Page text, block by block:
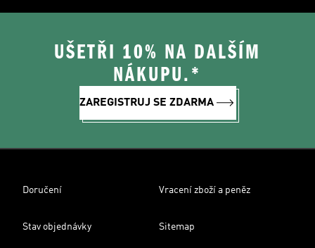
UŠETŘI 10% NA DALŠÍM
NÁKUPU.*
ZAREGISTRUJ SE ZDARMA
Doručení Vracení zboží a peněz
Stav objednávky Sitemap